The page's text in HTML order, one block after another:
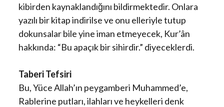
kibirden kaynaklandığını bildirmektedir. Onlara
yazılı bir kitap indirilse ve onu elleriyle tutup
dokunsalar bile yine iman etmeyecek, Kur’ân
hakkında: “Bu apaçık bir sihirdir.” diyeceklerdi.
Taberi Tefsiri
Bu, Yüce Allah’ın peygamberi Muhammed’e,
Rablerine putları, ilahları ve heykelleri denk